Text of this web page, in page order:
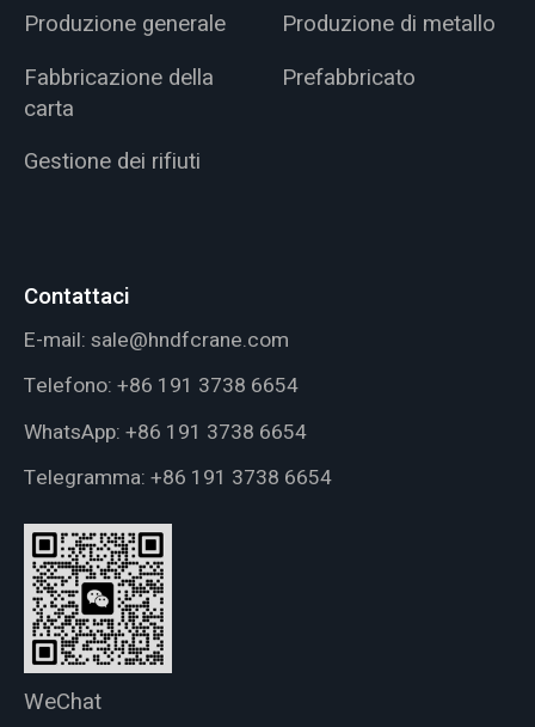
Produzione generale
Produzione di metallo
Fabbricazione della
carta
Prefabbricato
Gestione dei rifiuti
Contattaci
E-mail: sale@hndfcrane.com
Telefono: +86 191 3738 6654
WhatsApp: +86 191 3738 6654
Telegramma: +86 191 3738 6654
WeChat